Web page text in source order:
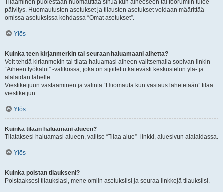
Tilaaminen puolestaan huomauttaa sinua kun aiheeseen tai foorumiin tulee
päivitys. Huomautusten asetukset ja tilausten asetukset voidaan määrittää
omissa asetuksissa kohdassa “Omat asetukset”.
Ylös
Kuinka teen kirjanmerkin tai seuraan haluamaani aihetta?
Voit tehdä kirjanmekin tai tilata haluamasi aiheen valitsemalla sopivan linkin
“Aiheen työkalut” -valikossa, joka on sijoitettu kätevästi keskustelun ylä- ja
alalaidan lähelle.
Viestiketjuun vastaaminen ja valinta “Huomauta kun vastaus lähetetään” tilaa
viestiketjun.
Ylös
Kuinka tilaan haluamani alueen?
Tilataksesi haluamasi alueen, valitse “Tilaa alue” -linkki, aluesivun alalaidassa.
Ylös
Kuinka poistan tilaukseni?
Poistaaksesi tilauksiasi, mene omiin asetuksiisi ja seuraa linkkejä tilauksiisi.